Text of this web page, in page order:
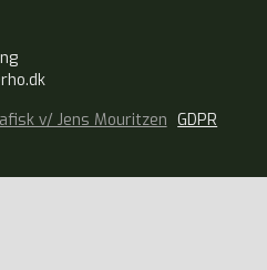
v/ Jens Mouritzen GDPR